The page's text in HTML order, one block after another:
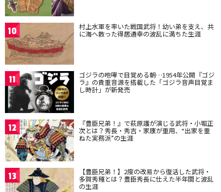
10 村上水軍を率いた戦国武将！幼い弟を支え、共
に海へ散った得居通幸の波乱に満ちた生涯
11 ゴジラの咆哮で目覚める朝…1954年公開『ゴジ
ラ』の貴重音源を搭載した「ゴジラ音声目覚ま
し時計」が新発売
12 『豊臣兄弟！』で萩原護が演じる武将・小堀正
次とは？秀長・秀吉・家康が重用、“出家を重
ねた実務派”の生涯
13 【豊臣兄弟！】2度の改易から復活した武将・
多賀秀種とは？豊臣秀長に仕えた半年間と波乱
の生涯